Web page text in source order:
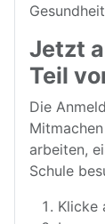
Jetzt
Teil
Die
arbeiten,
Schule
Klicke